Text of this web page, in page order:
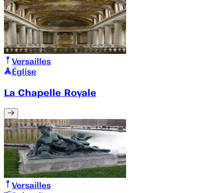
Versailles
Église
La Chapelle Royale
Versailles